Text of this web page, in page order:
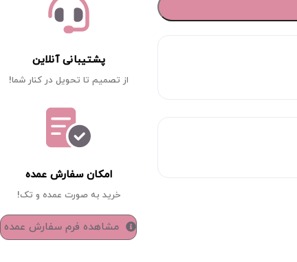
پشتیبانی آنلاین
از تصمیم تا تحویل در کنار شما!
امکان سفارش عمده
خرید به صورت عمده و تک!
مشاهده فرم سفارش عمده